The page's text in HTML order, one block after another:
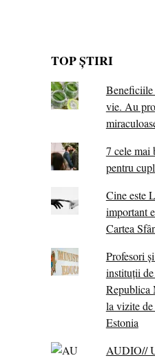
TOP ȘTIRI
vie. Au
7 cele mai
pentru
Cine este
important
Cartea
Profesori
instituții
Republica
la vizite
Estonia
AUDIO//